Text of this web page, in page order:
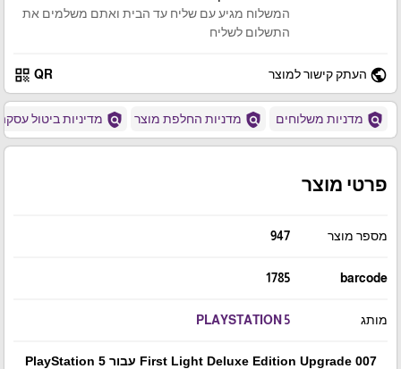
המשלוח מגיע עם שליח עד הבית ואתם משלמים את
התשלום לשליח
public העתק קישור למוצר QR
qr_code
policy מדניות משלוחים policy מדניות החלפת מוצר policy מדיניות ביטול
פרטי מוצר
מספר מוצר 947
barcode
1785
מותג PLAYSTATION 5
007 First Light Deluxe Edition Upgrade עבור PlayStation 5